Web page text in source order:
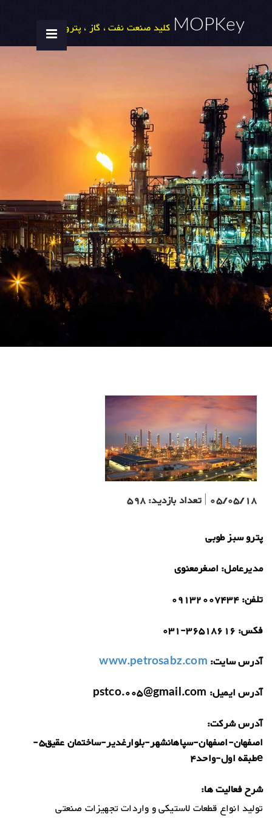
MOPKey کلید صنعت نفت ، گاز ، پتروشیمی
05/05/18
|تعداد بازدید:598
پترو سبز طوبی
مدیرعامل: اصغرمعنوی
تلفن:09132007434
فکس: 031-36518616
آدرس سایت: www.petrosabz.com
آدرس ایمیل: pstco.005@gmail.com
آدرس شرکت:
اصفهان-اصفهان-سپاهانشهر-بلوارغدیر-ساختمان عقیق5-
eطبقه اول-واحد4
شرح فعالیت ها:
تولید انواع قطعات لاستیکی و واردات تجهیزات صنعتی